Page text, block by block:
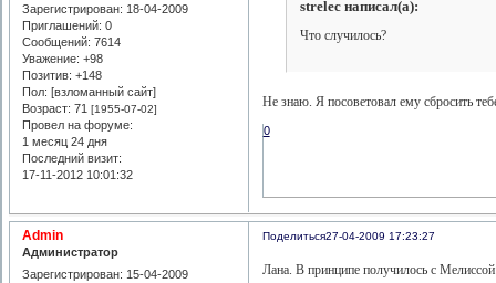
Зарегистрирован: 18-04-2009
Приглашений: 0
Сообщений: 7614
Уважение: +98
Позитив: +148
Пол: [взломанный сайт]
Возраст: 71[1955-07-02]
Провел на форуме:
1 месяц 24 дня
Последний визит:
17-11-2012 10:01:32
strelec написал(а):
Что случилось?
Не знаю. Я посоветовал ему сбросить
0
Поделиться27-04-2009 17:23:27
Admin
Администратор
Зарегистрирован: 15-04-2009
Лана. В принципе получилось с